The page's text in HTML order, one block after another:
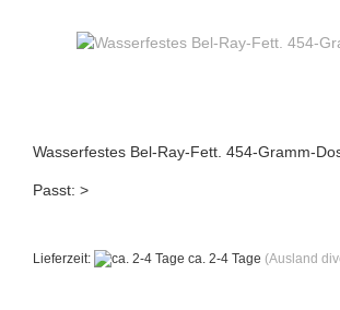
Wasserfestes Bel-Ray-Fett. 454-Gramm-
Passt: >
Lieferzeit: ca. 2-4 Tage (Ausland